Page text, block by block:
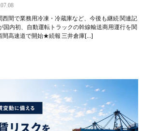
西間で業務用冷凍・冷蔵庫など、今後も継続 関連記
国内初、自動運転トラックの幹線輸送商用運行を関
間高速道で開始★続報 三井倉庫[…]